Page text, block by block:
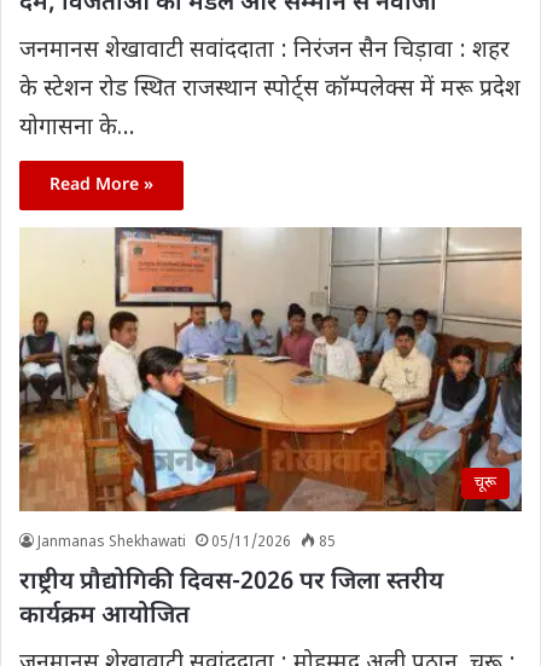
जनमानस शेखावाटी सवांददाता : निरंजन सैन चिड़ावा : शहर
के स्टेशन रोड स्थित राजस्थान स्पोर्ट्स कॉम्पलेक्स में मरू प्रदेश
योगासना के…
Read More »
चूरू
Janmanas Shekhawati 05/11/2026 85
राष्ट्रीय प्रौद्योगिकी दिवस-2026 पर जिला स्तरीय
कार्यक्रम आयोजित